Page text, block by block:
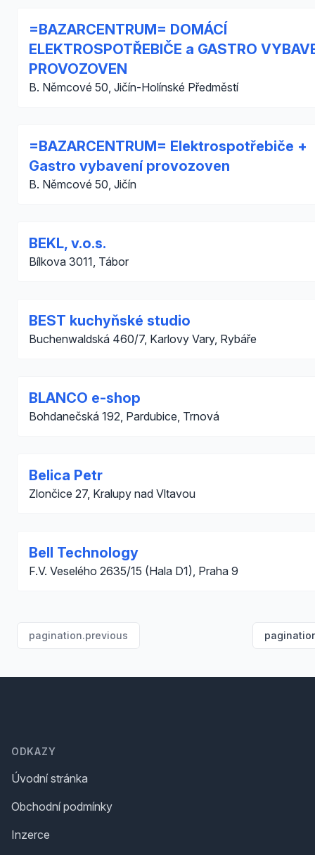
=BAZARCENTRUM= DOMÁCÍ
ELEKTROSPOTŘEBIČE a GASTRO
PROVOZOVEN
B. Němcové 50, Jičín-Holínské Předměstí
=BAZARCENTRUM= Elektrospotřebiče +
Gastro vybavení provozoven
B. Němcové 50, Jičín
BEKL, v.o.s.
Bílkova 3011, Tábor
BEST kuchyňské studio
Buchenwaldská 460/7, Karlovy Vary, Rybáře
BLANCO e-shop
Bohdanečská 192, Pardubice, Trnová
Belica Petr
Zlončice 27, Kralupy nad Vltavou
Bell Technology
F.V. Veselého 2635/15 (Hala D1), Praha 9
pagination.previous
ODKAZY
Úvodní stránka
Obchodní podmínky
Inzerce